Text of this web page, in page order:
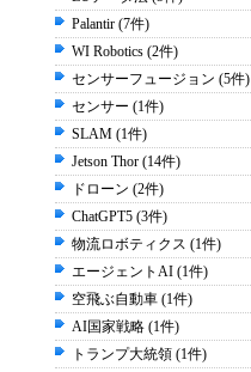
Palantir (7件)
WI Robotics (2件)
センサーフュージョン (5件)
センサー (1件)
SLAM (1件)
Jetson Thor (14件)
ドローン (2件)
ChatGPT5 (3件)
物流ロボティクス (1件)
エージェントAI (1件)
空飛ぶ自動車 (1件)
AI国家戦略 (1件)
トランプ大統領 (1件)